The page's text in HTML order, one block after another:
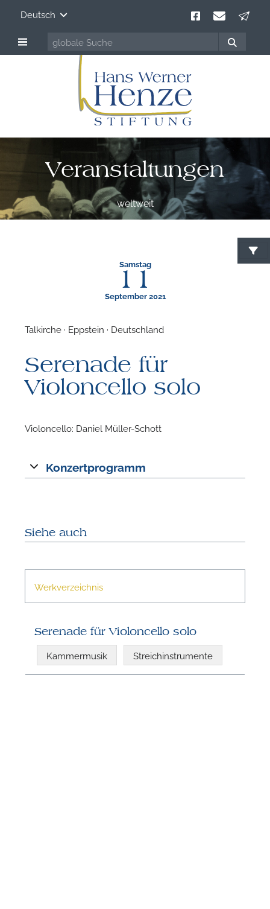
Deutsch
Veranstaltungen
weltweit
Samstag
11
September 2021
Talkirche · Eppstein · Deutschland
Serenade für
Violoncello solo
Violoncello: Daniel Müller-Schott
Konzertprogramm
Siehe auch
Werkverzeichnis
Serenade für Violoncello solo
Kammermusik Streichinstrumente